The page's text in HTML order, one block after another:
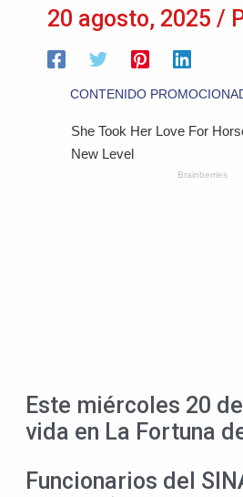
20 agosto, 2025 /
Este miércoles 20
vida en La Fortuna
Funcionarios del